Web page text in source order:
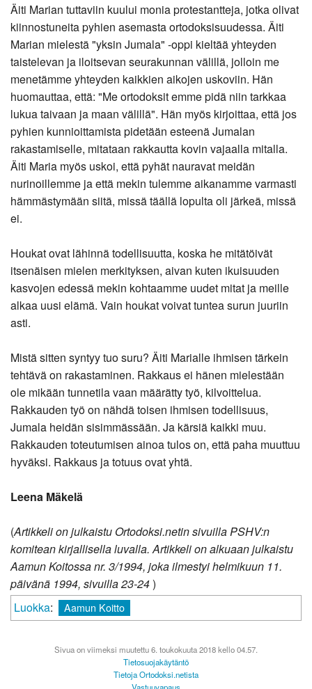
Äiti Marian tuttaviin kuului monia protestantteja, jotka olivat
kiinnostuneita pyhien asemasta ortodoksisuudessa. Äiti
Marian mielestä "yksin Jumala" -oppi kieltää yhteyden
taistelevan ja iloitsevan seurakunnan välillä, jolloin me
menetämme yhteyden kaikkien aikojen uskoviin. Hän
huomauttaa, että: "Me ortodoksit emme pidä niin tarkkaa
lukua taivaan ja maan välillä". Hän myös kirjoittaa, että jos
pyhien kunnioittamista pidetään esteenä Jumalan
rakastamiselle, mitataan rakkautta kovin vajaalla mitalla.
Äiti Maria myös uskoi, että pyhät nauravat meidän
nurinoillemme ja että mekin tulemme aikanamme varmasti
hämmästymään siitä, missä täällä lopulta oli järkeä, missä
ei.
Houkat ovat lähinnä todellisuutta, koska he mitätöivät
itsenäisen mielen merkityksen, aivan kuten ikuisuuden
kasvojen edessä mekin kohtaamme uudet mitat ja meille
alkaa uusi elämä. Vain houkat voivat tuntea surun juuriin
asti.
Mistä sitten syntyy tuo suru? Äiti Marialle ihmisen tärkein
tehtävä on rakastaminen. Rakkaus ei hänen mielestään
ole mikään tunnetila vaan määrätty työ, kilvoittelua.
Rakkauden työ on nähdä toisen ihmisen todellisuus,
Jumala heidän sisimmässään. Ja kärsiä kaikki muu.
Rakkauden toteutumisen ainoa tulos on, että paha muuttuu
hyväksi. Rakkaus ja totuus ovat yhtä.
Leena Mäkelä
(Artikkeli on julkaistu Ortodoksi.netin sivuilla PSHV:n
komitean kirjallisella luvalla. Artikkeli on alkuaan julkaistu
Aamun Koitossa nr. 3/1994, joka ilmestyi helmikuun 11.
päivänä 1994, sivuilla 23-24)
Luokka: Aamun Koitto
Sivua on viimeksi muutettu 6. toukokuuta 2018 kello 04.57.
Tietosuojakäytäntö
Tietoja Ortodoksi.netista